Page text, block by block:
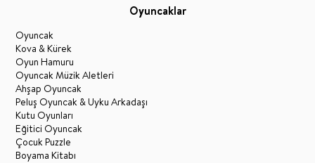
Oyuncaklar
Oyuncak
Kova & Kürek
Oyun Hamuru
Oyuncak Müzik Aletleri
Ahşap Oyuncak
Peluş Oyuncak & Uyku Arkadaşı
Kutu Oyunları
Eğitici Oyuncak
Çocuk Puzzle
Boyama Kitabı